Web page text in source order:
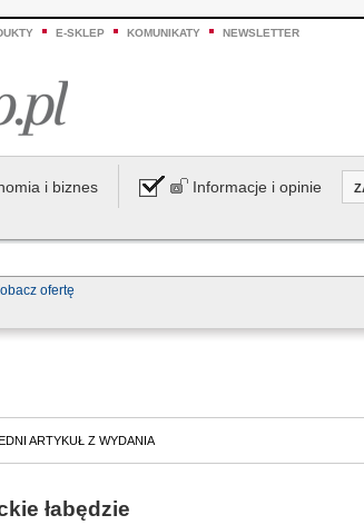
E-SKLEP KOMUNIKATY NEWSLETTER
i biznes Informacje i opinie
ofertę
ARTYKUŁ Z WYDANIA
łabędzie